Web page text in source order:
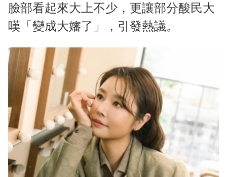
臉部看起來大上不少，更讓部分酸民大
嘆「變成大嬸了」，引發熱議。